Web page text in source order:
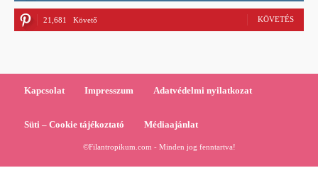
21,681 Követő KÖVETÉS
Kapcsolat Impresszum Adatvédelmi nyilatkozat
Süti – Cookie tájékoztató Médiaajánlat
©Filantropikum.com - Minden jog fenntartva!